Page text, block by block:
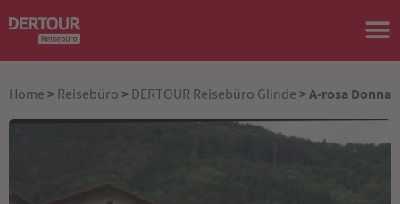
Home > Reisebüro > DERTOUR Reisebüro Glinde > A-rosa Donna